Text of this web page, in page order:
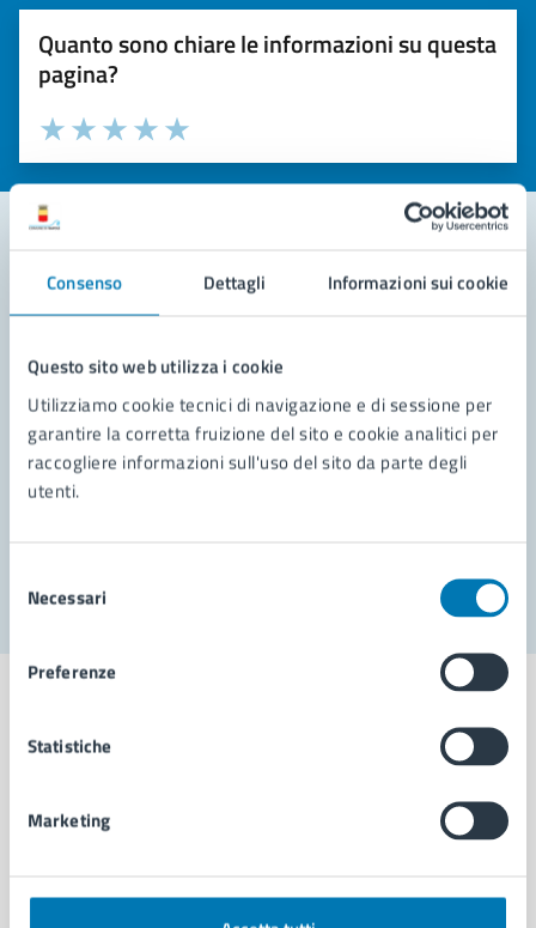
Consenso Dettagli Informazioni sui cookie
Questo sito web utilizza i cookie
Utilizziamo cookie tecnici di navigazione e di sessione per
garantire la corretta fruizione del sito e cookie analitici per
raccogliere informazioni sull'uso del sito da parte degli
utenti.
delNecessari
Preferenze
Statistiche
Marketing
Quanto sono chiare le informazioni su questa
pagina?
Valuta la chiarezza delle informazioni (da 1 a 5 stelle)
Seleziona il numero di stelle per valutare la chiarezza delle
Valuta 5 stelle su 5
Valuta 4 stelle su 5
Valuta 3 stelle su 5
Valuta 2 stelle su 5
Valuta 1 stelle su 5
Contatta il comune
Richiedi assistenza
Prenota appuntamento
Problemi in città
Aree amministrative